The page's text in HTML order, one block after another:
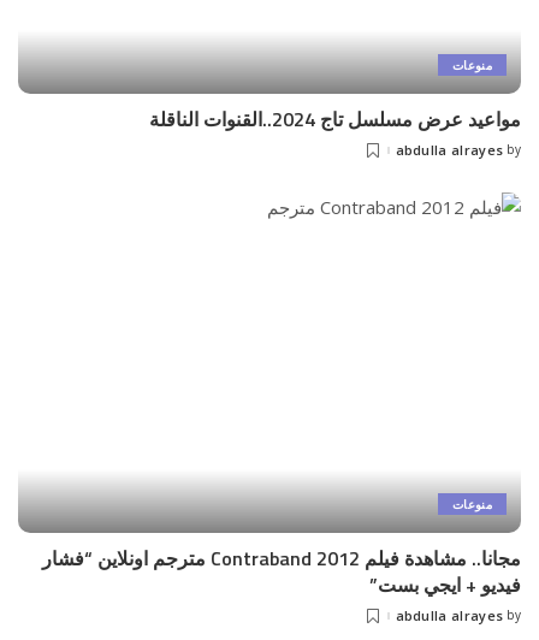
منوعات
مواعيد عرض مسلسل تاج 2024..القنوات الناقلة
Posted
by
abdulla alrayes
منوعات
مجانا.. مشاهدة فيلم Contraband 2012 مترجم اونلاين “فشار
فيديو + ايجي بست”
Posted
by
abdulla alrayes